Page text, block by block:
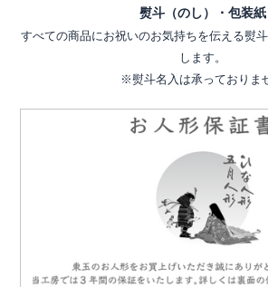
熨斗（のし）・包装紙
すべての商品にお祝いのお気持ちを伝える熨
します。
※熨斗名入は承っておりま